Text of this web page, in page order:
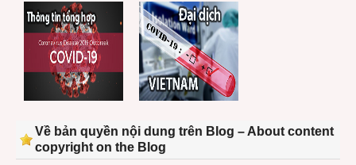
Về bản quyền nội dung trên Blog – About content
copyright on the Blog